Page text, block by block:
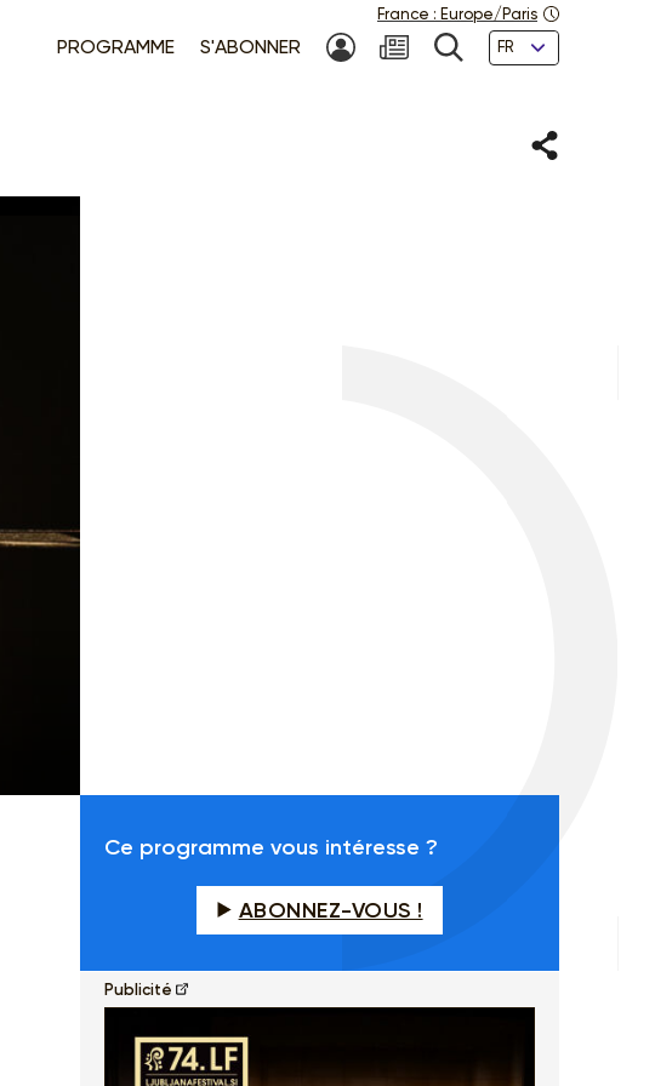
PROGRAMME S'ABONNER MON COMPTE
NEWSLETTER
RECHERCHE
Langues
France : Europe/Paris
Partager
Ce programme vous intéresse ?
ABONNEZ-VOUS !
Publicité